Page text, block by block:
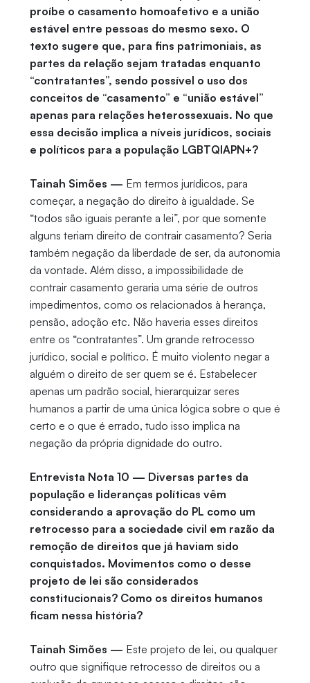
proíbe o casamento homoafetivo e a união
estável entre pessoas do mesmo sexo. O
texto sugere que, para fins patrimoniais, as
partes da relação sejam tratadas enquanto
“contratantes”, sendo possível o uso dos
conceitos de “casamento” e “união estável”
apenas para relações heterossexuais. No que
essa decisão implica a níveis jurídicos, sociais
e políticos para a população LGBTQIAPN+?
Tainah Simões — Em termos jurídicos, para
começar, a negação do direito à igualdade. Se
“todos são iguais perante a lei”, por que somente
alguns teriam direito de contrair casamento? Seria
também negação da liberdade de ser, da autonomia
da vontade. Além disso, a impossibilidade de
contrair casamento geraria uma série de outros
impedimentos, como os relacionados à herança,
pensão, adoção etc. Não haveria esses direitos
entre os “contratantes”. Um grande retrocesso
jurídico, social e político. É muito violento negar a
alguém o direito de ser quem se é. Estabelecer
apenas um padrão social, hierarquizar seres
humanos a partir de uma única lógica sobre o que é
certo e o que é errado, tudo isso implica na
negação da própria dignidade do outro.
Entrevista Nota 10 — Diversas partes da
população e lideranças políticas vêm
considerando a aprovação do PL como um
retrocesso para a sociedade civil em razão da
remoção de direitos que já haviam sido
conquistados. Movimentos como o desse
projeto de lei são considerados
constitucionais? Como os direitos humanos
ficam nessa história?
Tainah Simões — Este projeto de lei, ou qualquer
outro que signifique retrocesso de direitos ou a